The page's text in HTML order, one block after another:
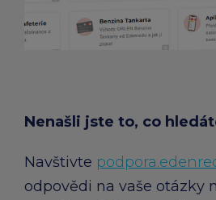
Nenašli jste to, co
Navštivte
odpovědi na vaše otázky